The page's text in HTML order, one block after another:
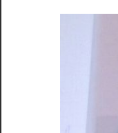
Mein